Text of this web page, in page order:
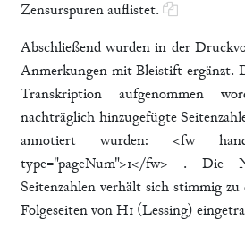
Zensurspuren auflistet.
Abschließend wurden in der
Anmerkungen mit Bleistift ergänzt.
Transkription aufgenommen
nachträglich hinzugefügte
annotiert wurden: <fw
type="pageNum">1</fw> . Die
Seitenzahlen verhält sich stimmig
Folgeseiten von H1 (Lessing)